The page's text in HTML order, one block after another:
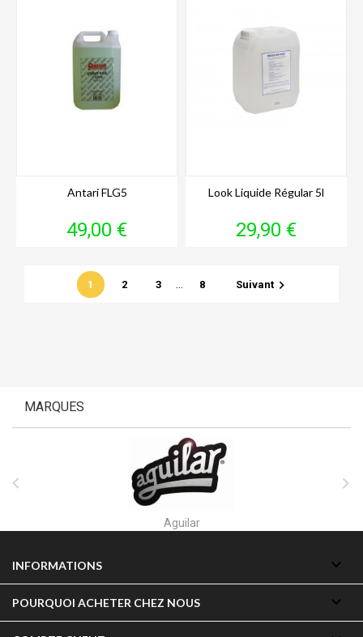
Antari FLG5
Prix
49,00 €
Look Liquide Régular 5l
Prix
29,90 €
1 2 3 8 Suivant 
MARQUES
 
INFORMATIONS 
POURQUOI ACHETER CHEZ NOUS 